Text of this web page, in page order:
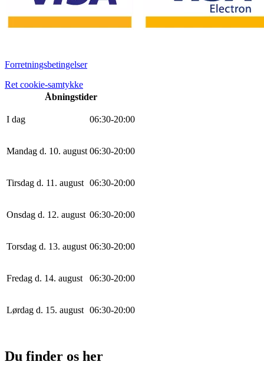
Forretningsbetingelser
Ret cookie-samtykke
Åbningstider
I dag 06:30-20:00
Mandag d. 10. august 06:30-20:00
Tirsdag d. 11. august 06:30-20:00
Onsdag d. 12. august 06:30-20:00
Torsdag d. 13. august 06:30-20:00
Fredag d. 14. august 06:30-20:00
Lørdag d. 15. august 06:30-20:00
Du finder os her